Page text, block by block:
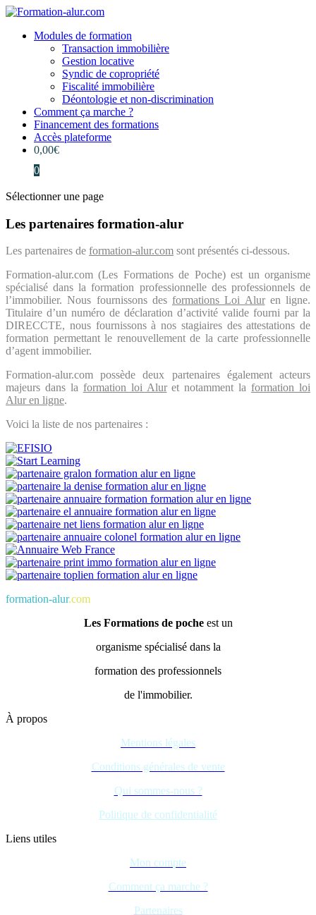
Modules de formation
Transaction immobilière
Gestion locative
Syndic de copropriété
Fiscalité immobilière
Déontologie et non-discrimination
Comment ça marche ?
Financement des formations
Accès plateforme
0,00€
0
Sélectionner une page
Les partenaires formation-alur
Les partenaires de formation-alur.com sont présentés ci-dessous.
Formation-alur.com (Les Formations de Poche) est un organisme
spécialisé dans la formation professionnelle des professionnels de
l’immobilier. Nous fournissons des formations Loi Aluren ligne.
Titulaire d’un numéro de déclaration d’activité valide fourni par la
DIRECCTE, nous fournissons à nos stagiaires des attestations de
formation permettant le renouvellement de la carte professionnelle
d’agent immobilier.
Formation-alur.com possède deux partenaires également acteurs
majeurs dans la formation loi Aluret notamment laformation loi
Alur en ligne.
Voici la liste de nos partenaires :
formation-alur.com
Les Formations de pocheest un
organisme spécialisé dans la
formation des professionnels
de l'immobilier.
À propos
Mentions légales
Conditions générales de vente
Qui sommes-nous ?
Politique de confidentialité
Liens utiles
Mon compte
Comment ça marche ?
Partenaires